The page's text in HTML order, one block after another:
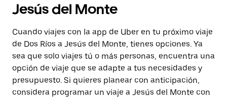
Jesús del Monte
Cuando viajes con la app de Uber en tu próximo viaje
de Dos Ríos a Jesús del Monte, tienes opciones. Ya
sea que solo viajes tú o más personas, encuentra una
opción de viaje que se adapte a tus necesidades y
presupuesto. Si quieres planear con anticipación,
considera programar un viaje a Jesús del Monte con